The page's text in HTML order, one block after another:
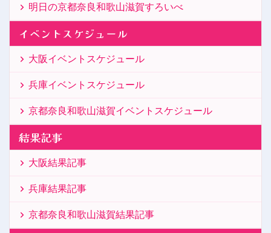
明日の京都奈良和歌山滋賀すろいべ
イベントスケジュール
大阪イベントスケジュール
兵庫イベントスケジュール
京都奈良和歌山滋賀イベントスケジュール
結果記事
大阪結果記事
兵庫結果記事
京都奈良和歌山滋賀結果記事